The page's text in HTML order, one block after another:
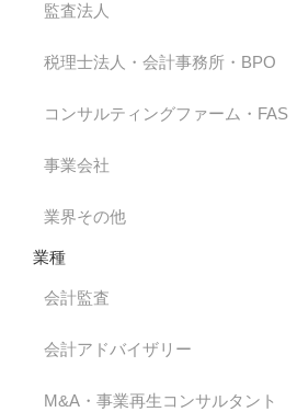
監査法人
税理士法人・会計事務所・BPO
コンサルティングファーム・FAS
事業会社
業界その他
業種
会計監査
会計アドバイザリー
M&A・事業再生コンサルタント